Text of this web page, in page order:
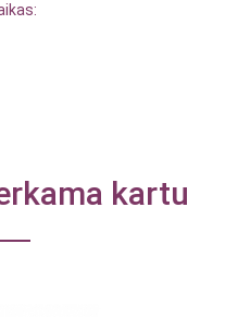
kartu